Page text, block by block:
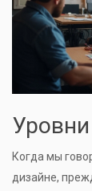
Когда мы
дизайне,